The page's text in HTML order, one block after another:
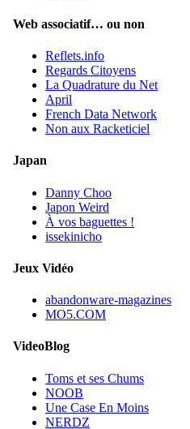
Web associatif… ou non
Reflets.info
Regards Citoyens
La Quadrature du Net
April
French Data Network
Non aux Racketiciel
Japan
Danny Choo
Japon Weird
À vos baguettes !
issekinicho
Jeux Vidéo
abandonware-magazines
MO5.COM
VideoBlog
Toms et ses Chums
NOOB
Une Case En Moins
NERDZ